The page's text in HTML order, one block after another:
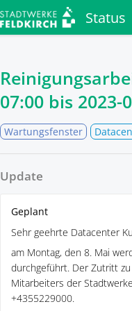
Status
07:00 bis 2023-
Wartungsfenster
Update
Geplant
Sehr geehrte Datacenter
am Montag, den 8. Mai
durchgeführt. Der Zutritt
Mitarbeiters der
+4355229000.